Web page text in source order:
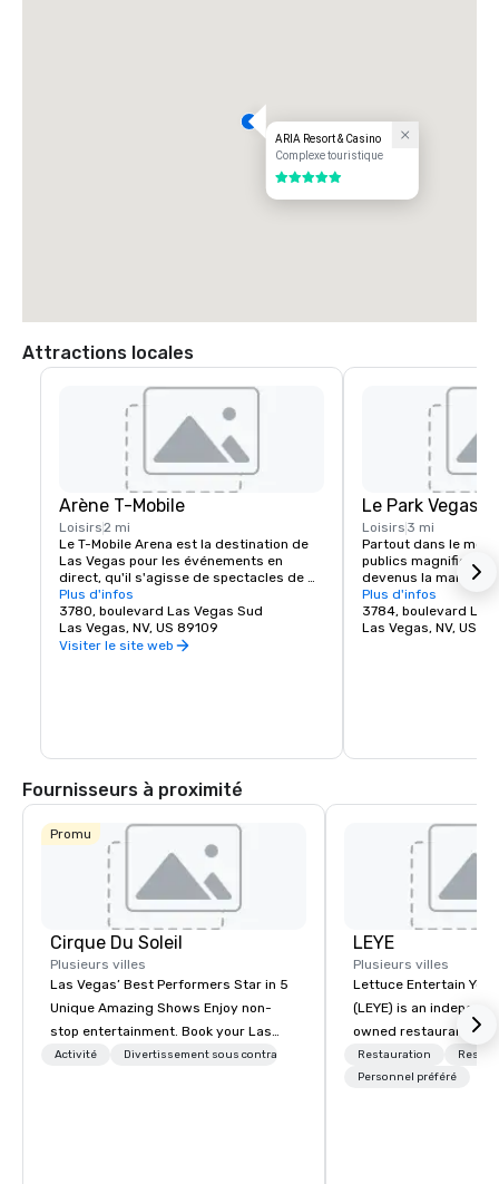
ARIA Resort & Casino
Complexe touristique
5 sur 5
Attractions locales
Arène T-Mobile
Loisirs2 mi
Le T-Mobile Arena est la destination de
Las Vegas pour les événements en
direct, qu'il s'agisse de spectacles de
musique époustouflants ou
d'événements sportifs palpitants, il a
établi une nouvelle norme pour ce que le
divertissement signifie dans la ville qui
de renom.
Plus d'infos
3780, boulevard Las Vegas Sud
Las Vegas, NV, US 89109
Visiter le site web
Le Park Vegas
Loisirs 3 mi
Partout dans le
publics magnifiques
devenus la marque
belles villes et Las
exception. MGM
l'expérience
chacun. Découvrez
Plus d'infos
3784, boulevard Las
Las Vegas, NV, US
Fournisseurs à proximité
Promu
Cirque Du Soleil
Plusieurs villes
Las Vegas’ Best Performers Star in 5
Unique Amazing Shows Enjoy non-
stop entertainment. Book your Las
Vegas show tickets.
Activité Divertissement sous contrat
LEYE
Plusieurs villes
Lettuce Entertain You
(LEYE) is an
owned restaurant
Chicago that owns,
licenses more than
Restauration
Personnel préféré